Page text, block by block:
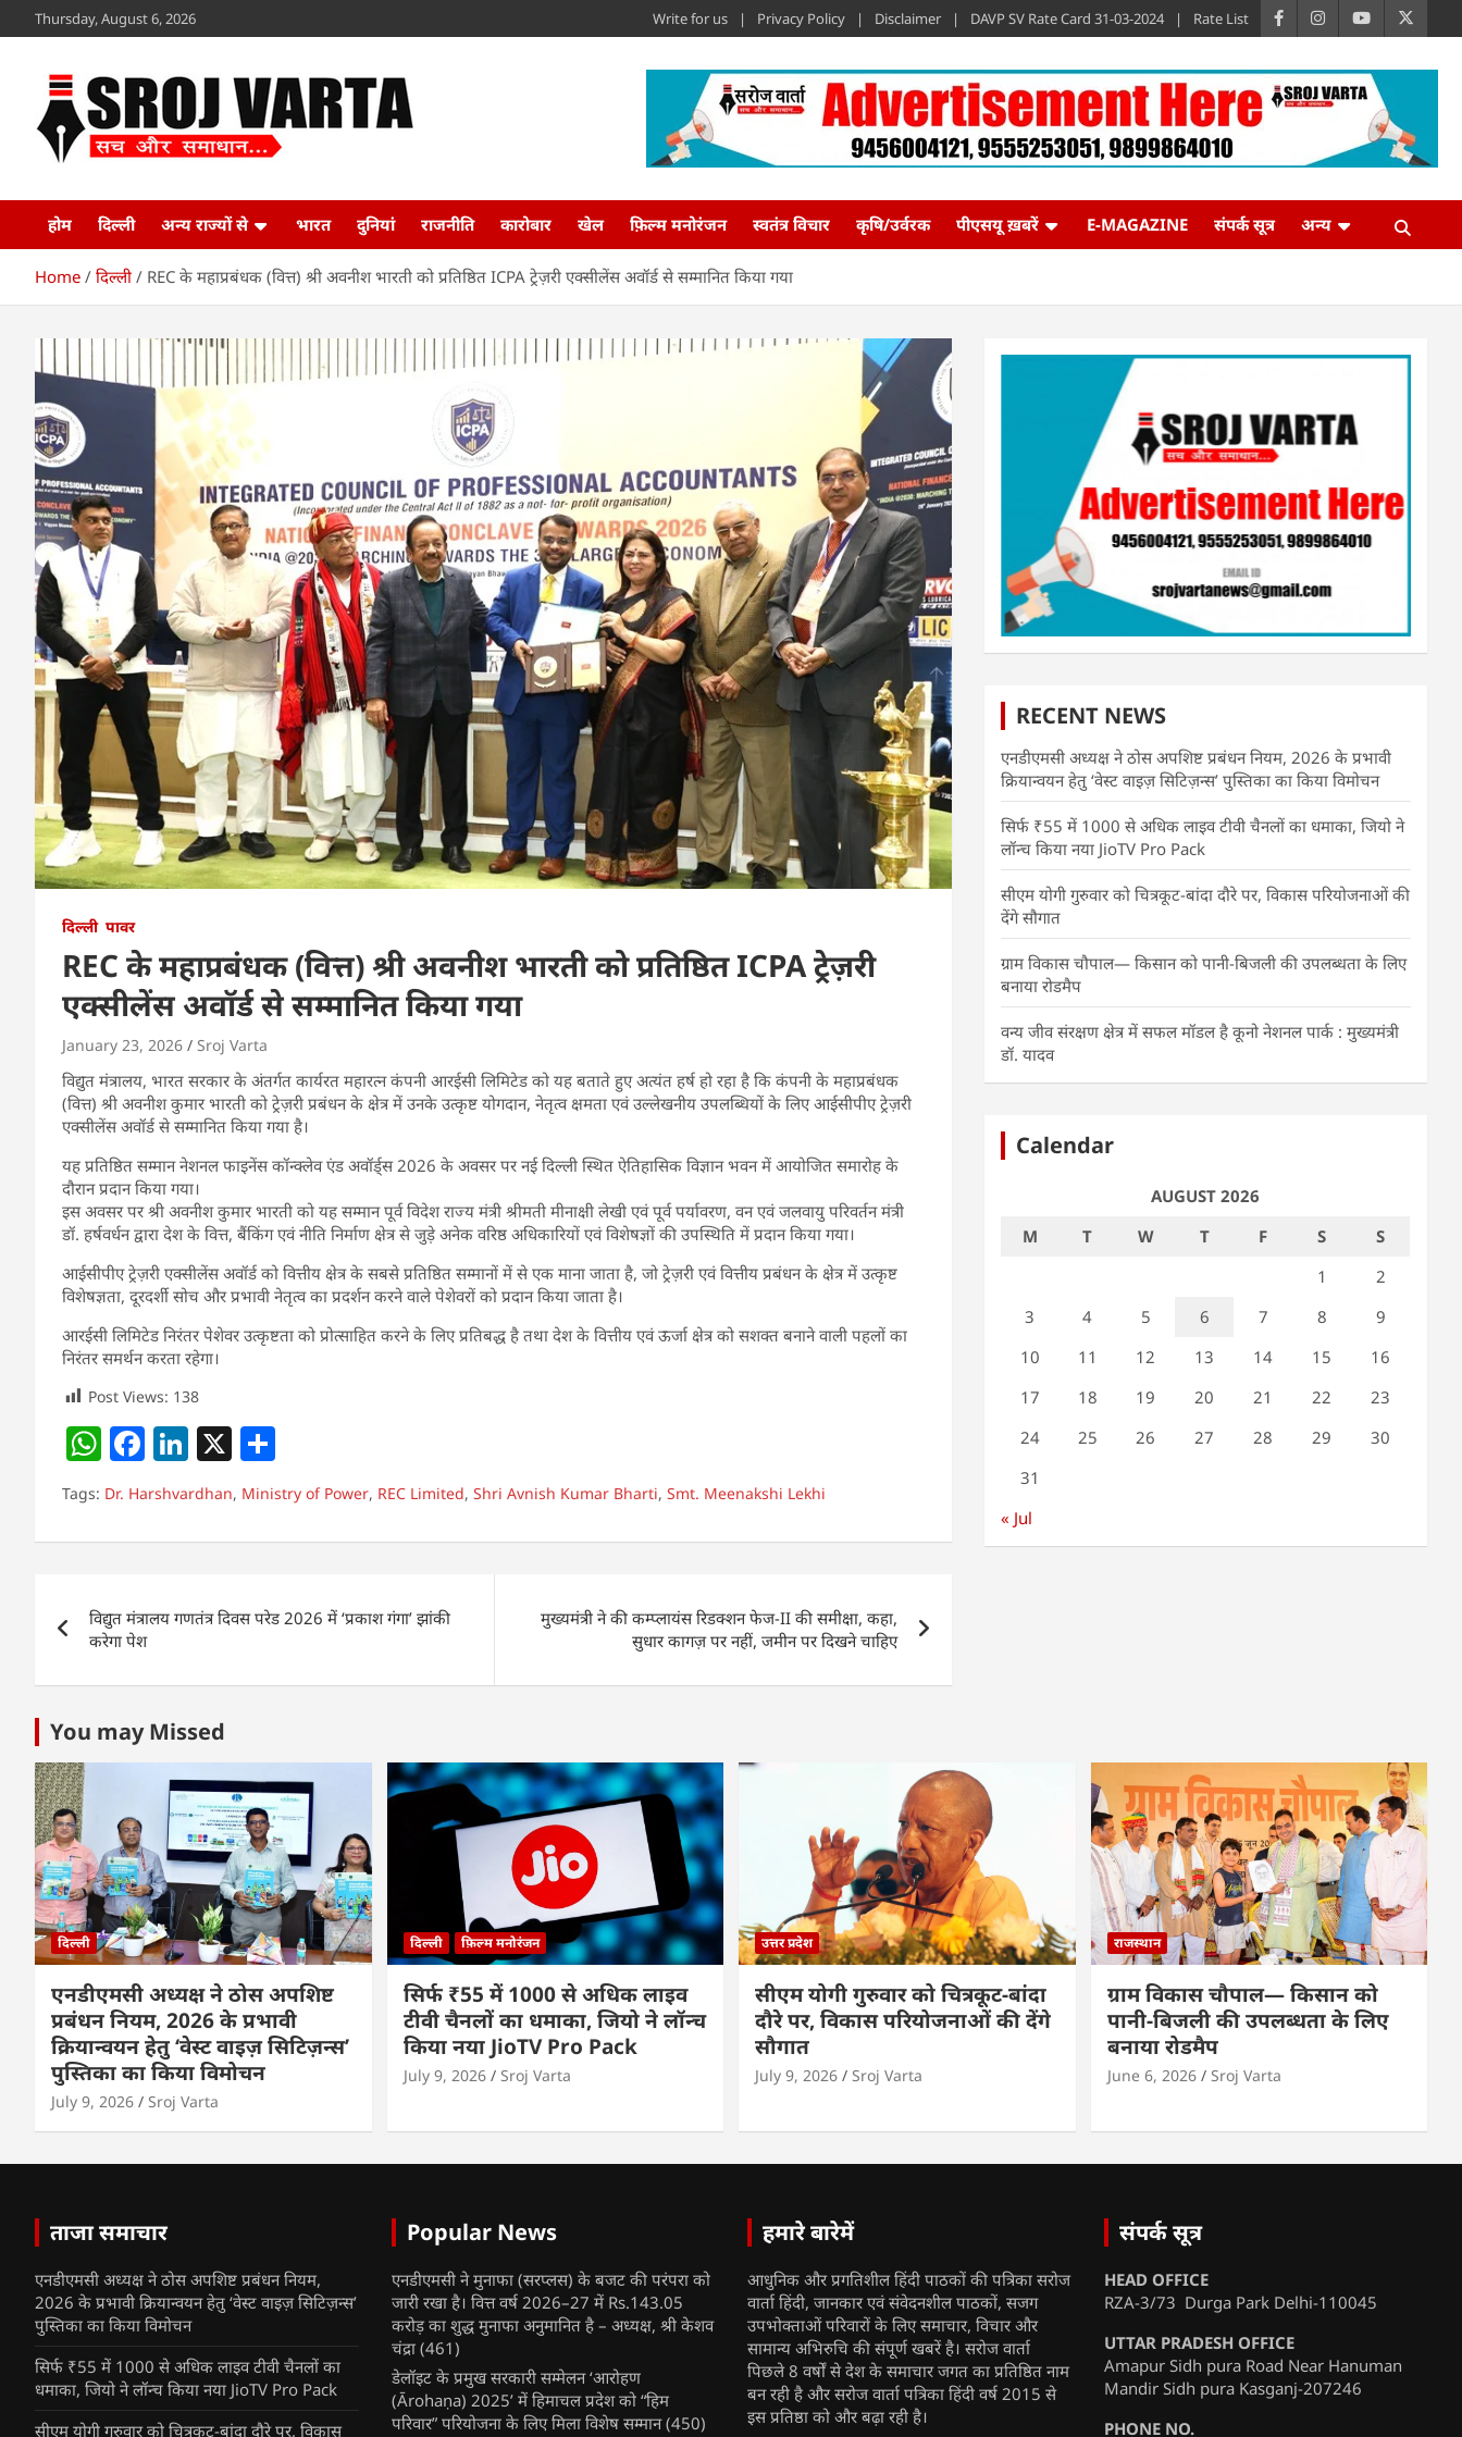
to
Thursday, August 6, 2026 Write for us Privacy Policy Disclaimer DAVP SV Rate Card 31-03-2024 Rate List
Sroj Varta
होम दिल्ली अन्य राज्यों से भारत दुनियां राजनीति कारोबार खेल फ़िल्म मनोरंजन स्वतंत्र विचार कृषि/उर्वरक पीएसयू ख़बरें E-MAGAZINE संपर्क सूत्र अन्य
Home दिल्ली REC के महाप्रबंधक (वित्त) श्री अवनीश भारती को प्रतिष्ठित ICPA ट्रेज़री एक्सीलेंस अवॉर्ड से सम्मानित किया गया
दिल्ली पावर
REC के महाप्रबंधक (वित्त) श्री अवनीश भारती को प्रतिष्ठित ICPA ट्रेज़री
एक्सीलेंस अवॉर्ड से सम्मानित किया गया
January 23, 2026 Sroj Varta
विद्युत मंत्रालय, भारत सरकार के अंतर्गत कार्यरत महारत्न कंपनी आरईसी लिमिटेड को यह बताते हुए अत्यंत हर्ष हो रहा है कि कंपनी के महाप्रबंधक
(वित्त) श्री अवनीश कुमार भारती को ट्रेज़री प्रबंधन के क्षेत्र में उनके उत्कृष्ट योगदान, नेतृत्व क्षमता एवं उल्लेखनीय उपलब्धियों के लिए आईसीपीए ट्रेज़री
एक्सीलेंस अवॉर्ड से सम्मानित किया गया है।
यह प्रतिष्ठित सम्मान नेशनल फाइनेंस कॉन्क्लेव एंड अवॉर्ड्स 2026 के अवसर पर नई दिल्ली स्थित ऐतिहासिक विज्ञान भवन में आयोजित समारोह के
दौरान प्रदान किया गया।
इस अवसर पर श्री अवनीश कुमार भारती को यह सम्मान पूर्व विदेश राज्य मंत्री श्रीमती मीनाक्षी लेखी एवं पूर्व पर्यावरण, वन एवं जलवायु परिवर्तन मंत्री
डॉ. हर्षवर्धन द्वारा देश के वित्त, बैंकिंग एवं नीति निर्माण क्षेत्र से जुड़े अनेक वरिष्ठ अधिकारियों एवं विशेषज्ञों की उपस्थिति में प्रदान किया गया।
आईसीपीए ट्रेज़री एक्सीलेंस अवॉर्ड को वित्तीय क्षेत्र के सबसे प्रतिष्ठित सम्मानों में से एक माना जाता है, जो ट्रेज़री एवं वित्तीय प्रबंधन के क्षेत्र में उत्कृष्ट
विशेषज्ञता, दूरदर्शी सोच और प्रभावी नेतृत्व का प्रदर्शन करने वाले पेशेवरों को प्रदान किया जाता है।
आरईसी लिमिटेड निरंतर पेशेवर उत्कृष्टता को प्रोत्साहित करने के लिए प्रतिबद्ध है तथा देश के वित्तीय एवं ऊर्जा क्षेत्र को सशक्त बनाने वाली पहलों का
निरंतर समर्थन करता रहेगा।
Post Views: 138
W
h
at
s
p
p
F
a
c
e
o
o
k
Li
n
k
e
n
X
h
ar
e
Tags: Dr. Harshvardhan, Ministry of Power, REC Limited, Shri Avnish Kumar Bharti, Smt. Meenakshi Lekhi
navigation
विद्युत मंत्रालय गणतंत्र दिवस परेड 2026 में ‘प्रकाश गंगा’ झांकी
करेगा पेश
मुख्यमंत्री ने की कम्प्लायंस रिडक्शन फेज-II की समीक्षा, कहा,
सुधार कागज़ पर नहीं, जमीन पर दिखने चाहिए
RECENT NEWS
एनडीएमसी अध्यक्ष ने ठोस अपशिष्ट प्रबंधन नियम, 2026 के प्रभावी
क्रियान्वयन हेतु ‘वेस्ट वाइज़ सिटिज़न्स’ पुस्तिका का किया विमोचन
सिर्फ ₹55 में 1000 से अधिक लाइव टीवी चैनलों का धमाका, जियो ने
लॉन्च किया नया JioTV Pro Pack
सीएम योगी गुरुवार को चित्रकूट-बांदा दौरे पर, विकास परियोजनाओं की
देंगे सौगात
ग्राम विकास चौपाल— किसान को पानी-बिजली की उपलब्धता के लिए
बनाया रोडमैप
वन्य जीव संरक्षण क्षेत्र में सफल मॉडल है कूनो नेशनल पार्क : मुख्यमंत्री
डॉ. यादव
Calendar
AUGUST 2026
M
T W T F S
S
1
2
3
4 5 6 7 8
9
10
11 12 13 14 15
16
17
18 19 20 21 22
23
24
25 26 27 28 29
30
31
« Jul
You may Missed
दिल्ली
एनडीएमसी अध्यक्ष ने ठोस अपशिष्ट
प्रबंधन नियम, 2026 के प्रभावी
क्रियान्वयन हेतु ‘वेस्ट वाइज़ सिटिज़न्स’
पुस्तिका का किया विमोचन
July 9, 2026 Sroj Varta
दिल्ली फ़िल्म मनोरंजन
सिर्फ ₹55 में 1000 से अधिक लाइव
टीवी चैनलों का धमाका, जियो ने लॉन्च
किया नया JioTV Pro Pack
July 9, 2026 Sroj Varta
उत्तर प्रदेश
सीएम योगी गुरुवार को चित्रकूट-बांदा
दौरे पर, विकास परियोजनाओं की देंगे
सौगात
July 9, 2026 Sroj Varta
राजस्थान
ग्राम विकास चौपाल— किसान को
पानी-बिजली की उपलब्धता के लिए
बनाया रोडमैप
June 6, 2026 Sroj Varta
ताजा समाचार
एनडीएमसी अध्यक्ष ने ठोस अपशिष्ट प्रबंधन नियम,
2026 के प्रभावी क्रियान्वयन हेतु ‘वेस्ट वाइज़ सिटिज़न्स’
पुस्तिका का किया विमोचन
सिर्फ ₹55 में 1000 से अधिक लाइव टीवी चैनलों का
धमाका, जियो ने लॉन्च किया नया JioTV Pro Pack
सीएम योगी गुरुवार को चित्रकूट-बांदा दौरे पर, विकास
Popular News
एनडीएमसी ने मुनाफा (सरप्लस) के बजट की परंपरा को
जारी रखा है। वित्त वर्ष 2026–27 में Rs.143.05
करोड़ का शुद्ध मुनाफा अनुमानित है – अध्यक्ष, श्री केशव
चंद्रा (461)
डेलॉइट के प्रमुख सरकारी सम्मेलन ‘आरोहण
(Ārohaṇa) 2025’ में हिमाचल प्रदेश को “हिम
परिवार” परियोजना के लिए मिला विशेष सम्मान (450)
हमारे बारेमें
आधुनिक और प्रगतिशील हिंदी पाठकों की पत्रिका सरोज
वार्ता हिंदी, जानकार एवं संवेदनशील पाठकों, सजग
उपभोक्ताओं परिवारों के लिए समाचार, विचार और
सामान्य अभिरुचि की संपूर्ण खबरें है। सरोज वार्ता
पिछले 8 वर्षों से देश के समाचार जगत का प्रतिष्ठित नाम
बन रही है और सरोज वार्ता पत्रिका हिंदी वर्ष 2015 से
इस प्रतिष्ठा को और बढ़ा रही है।
संपर्क सूत्र
HEAD OFFICE
RZA-3/73 Durga Park Delhi-110045
UTTAR PRADESH OFFICE
Amapur Sidh pura Road Near Hanuman
Mandir Sidh pura Kasganj-207246
PHONE NO.